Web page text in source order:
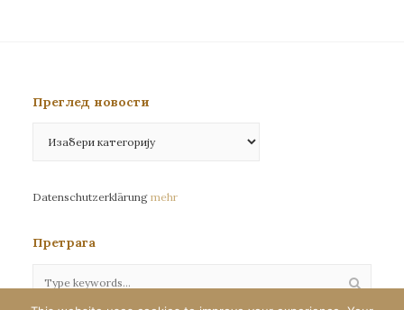
Преглед новости
новости
Datenschutzerklärung mehr
Претрага